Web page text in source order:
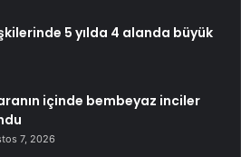
5 yılda 4 alanda büyük
içinde bembeyaz inciler
7, 2026